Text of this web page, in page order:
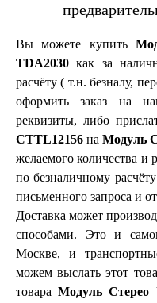
Вы можете купить
TDA2030 как за
расчёту ( т.н. безналу,
оформить заказ на
реквизиты, либо
CTTL12156 на Модуль
желаемого количества и
по безналичному
письменного запроса и
Доставка может
способами. Это и
Москве, и
можем выслать этот
товараМодуль